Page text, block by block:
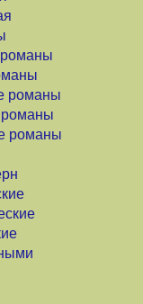
романы
романы